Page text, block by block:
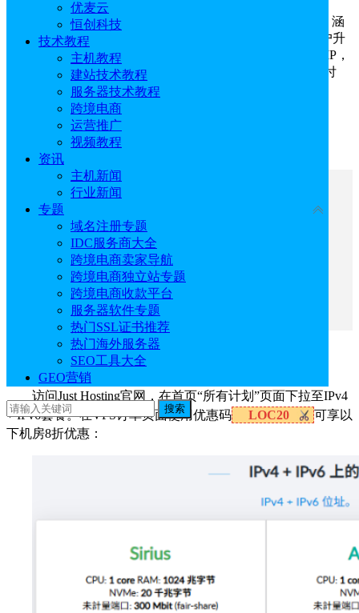
优麦云
恒创科技
技术教程
主机教程
建站技术教程
服务器技术教程
跨境电商
运营推广
视频教程
资讯
主机新闻
行业新闻
专题
域名注册专题
IDC服务商大全
跨境电商卖家导航
跨境电商独立站专题
跨境电商收款平台
服务器软件专题
热门SSL证书推荐
热门海外服务器
SEO工具大全
GEO营销
搜索
Just Hosting欢庆成立20周年，推出全场8折促销活动，涵
盖美国/欧洲/南美VPS、GPU服务器、服务器托管和老用户升
级。Just Hosting全部无限流量，分别支持更换50次机房和IP，
15天退款保证，支持支付宝银联、PayPal和主流加密货币付
款。促销时间有限，速来抢购！
Just Hosting官网地址：
活动时间：2025年10月6日~10月13日
文章目录
一、Just Hosting VPS新购8折
二、Just Hosting老用户升级8折
三、Just Hosting GPU服务器新购8折
四、Just Hosting主机托管8折
五、Just Hosting国外VPS常规方案
一、Just Hosting VPS新购8折
访问Just Hosting官网，在首页“所有计划”页面下拉至IPv4
+ IPv6套餐。在VPS订单页面使用优惠码
LOC20
可享以
下机房8折优惠：